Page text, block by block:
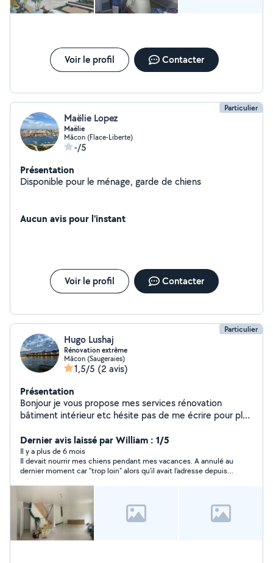
Voir le profil Contacter
Particulier
Maëlie Lopez
Maëlie
Mâcon (Flace-Liberte)
-/5
Présentation
Disponible pour le ménage, garde de chiens
Aucun avis pour l'instant
Voir le profil Contacter
Particulier
Hugo Lushaj
Rénovation extrême
Mâcon (Saugeraies)
1,5/5 (2 avis)
Présentation
Bonjour je vous propose mes services rénovation
bâtiment intérieur etc hésite pas de me écrire pour plus
Dernier avis laissé par William : 1/5
Il y a plus de 6 mois
Il devait nourrir mes chiens pendant mes vacances. A annulé au
dernier moment car "trop loin" alors qu'il avait l'adresse depuis